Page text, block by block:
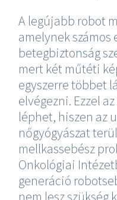
A legújabb robot
amelynek számos
betegbiztonság
mert két műtéti
egyszerre többet
elvégezni. Ezzel
léphet, hiszen az
nőgyógyászat
mellkassebész
Onkológiai
generáció
nem lesz